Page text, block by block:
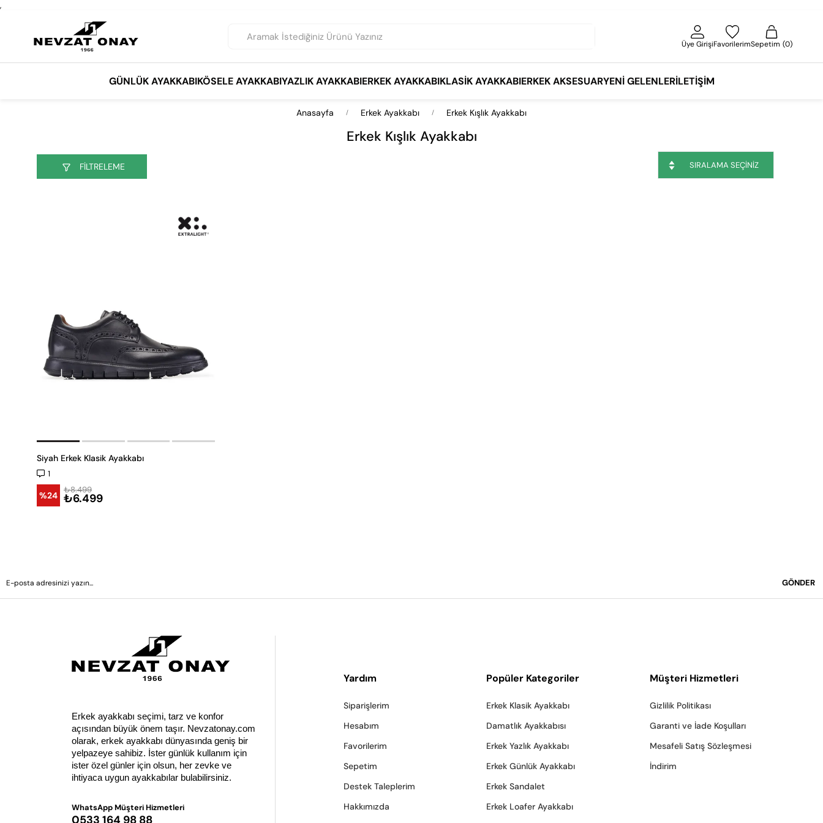
,
Üye GirişiFavorilerimSepetim 0
GÜNLÜK AYAKKABIKÖSELE AYAKKABIYAZLIK AYAKKABIERKEK AYAKKABIKLASIK AYAKKABIERKEK AKSESUARYENI GELENLERİLETIŞIM
Anasayfa Erkek Ayakkabı Erkek Kışlık Ayakkabı
Erkek Kışlık Ayakkabı
FILTRELEME
Siyah Erkek Klasik Ayakkabı
1
%24 ₺6.499
₺8.499
GÖNDER
Erkek ayakkabı seçimi, tarz ve konfor
açısından büyük önem taşır. Nevzatonay.com
olarak, erkek ayakkabı dünyasında geniş bir
yelpazeye sahibiz. İster günlük kullanım için
ister özel günler için olsun, her zevke ve
ihtiyaca uygun ayakkabılar bulabilirsiniz.
WhatsApp Müşteri Hizmetleri
Yardım
Siparişlerim
Hesabım
Favorilerim
Sepetim
Destek Taleplerim
Hakkımızda
Popüler Kategoriler
Erkek Klasik Ayakkabı
Damatlık Ayakkabısı
Erkek Yazlık Ayakkabı
Erkek Günlük Ayakkabı
Erkek Sandalet
Erkek Loafer Ayakkabı
Müşteri Hizmetleri
Gizlilik Politikası
Garanti ve İade Koşulları
Mesafeli Satış Sözleşmesi
İndirim